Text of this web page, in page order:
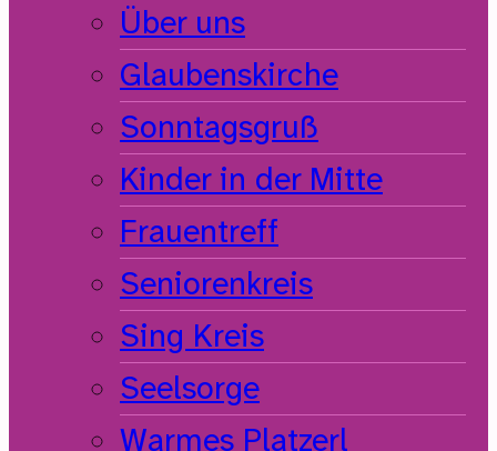
Über uns
Glaubenskirche
Sonntagsgruß
Kinder in der Mitte
Frauentreff
Seniorenkreis
Sing Kreis
Seelsorge
Warmes Platzerl